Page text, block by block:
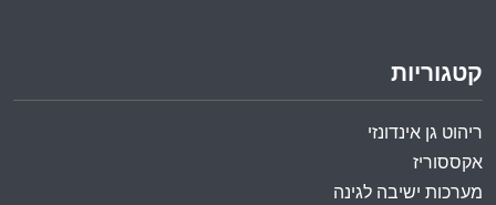
קטגוריות
ריהוט גן אינדונזי
אקססוריז
מערכות ישיבה לגינה